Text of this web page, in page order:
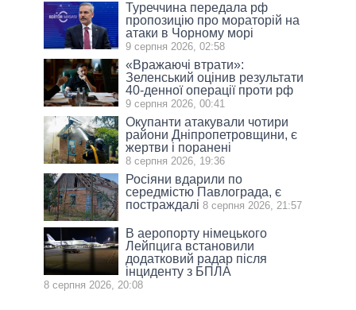
Туреччина передала рф
пропозицію про мораторій на
атаки в Чорному морі
9 серпня 2026, 02:58
«Вражаючі втрати»:
Зеленський оцінив результати
40-денної операції проти рф
9 серпня 2026, 00:41
Окупанти атакували чотири
райони Дніпропетровщини, є
жертви і поранені
8 серпня 2026, 19:36
Росіяни вдарили по
середмістю Павлограда, є
постраждалі 8 серпня 2026, 21:57
В аеропорту німецького
Лейпцига встановили
додатковий радар після
інциденту з БПЛА
8 серпня 2026, 20:08